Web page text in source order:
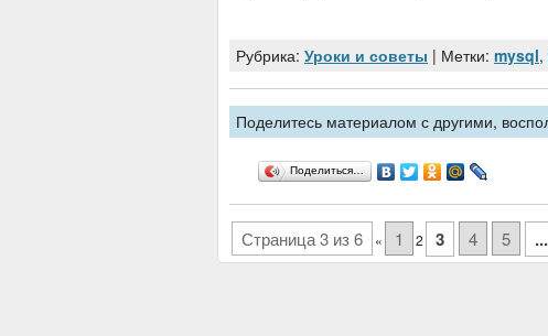
Рубрика: Уроки и советы | Метки: mysql,
Поделитесь материалом с другими,
Поделиться…
Страница 3 из 6 « 1 2 3 4 5 ...